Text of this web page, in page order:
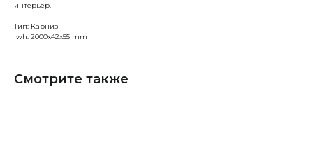
интерьер.
Тип: Карниз
lwh: 2000x42x55 mm
Смотрите также